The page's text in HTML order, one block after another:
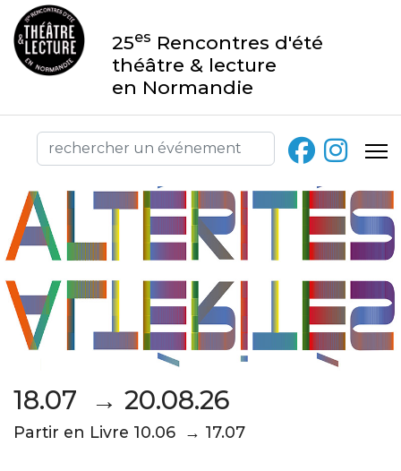
25es Rencontres d'été
théâtre & lecture
en Normandie
18.07 → 20.08.26
Partir en Livre 10.06 → 17.07